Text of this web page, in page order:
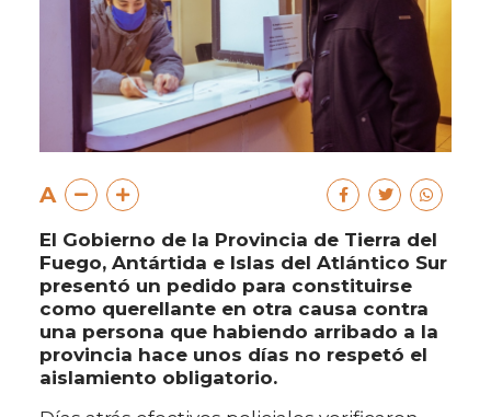
A
El Gobierno de la Provincia de Tierra del
Fuego, Antártida e Islas del Atlántico Sur
presentó un pedido para constituirse
como querellante en otra causa contra
una persona que habiendo arribado a la
provincia hace unos días no respetó el
aislamiento obligatorio.